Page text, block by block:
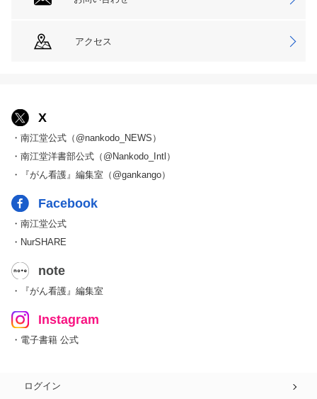
アクセス
X
・南江堂公式（@nankodo_NEWS）
・南江堂洋書部公式（@Nankodo_Intl）
・『がん看護』編集室（@gankango）
Facebook
・南江堂公式
・NurSHARE
note
・『がん看護』編集室
Instagram
・電子書籍 公式
ログイン